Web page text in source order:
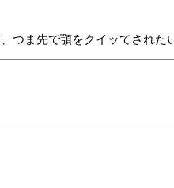
つま先で顎をクイッてされた